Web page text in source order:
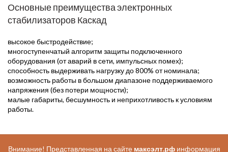
Основные преимущества электронных
стабилизаторов Каскад
высокое быстродействие;
многоступенчатый алгоритм защиты подключенного
оборудования (от аварий в сети, импульсных помех);
способность выдерживать нагрузку до 800% от номинала;
возможность работы в большом диапазоне поддерживаемого
напряжения (без потери мощности);
малые габариты, бесшумность и неприхотливость к условиям
работы.
Внимание! Представленная на сайте максэлт.рфинформация